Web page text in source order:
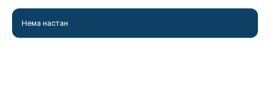
Нема настан